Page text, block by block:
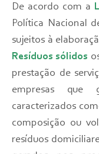
De acordo com a
Política Nacional
sujeitos à
Resíduos sólidos
prestação de
empresas que
caracterizados
composição ou
resíduos